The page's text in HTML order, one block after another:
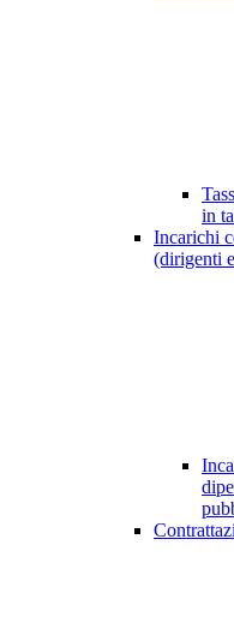
in
Incarichi
(dirigenti